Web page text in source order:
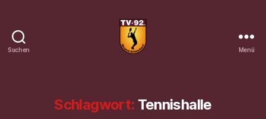
Suchen
92
e.
Menü
Schlagwort: Tennishalle